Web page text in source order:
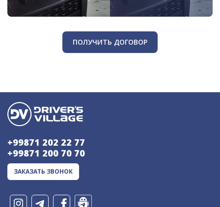
ПОЛУЧИТЬ ДОГОВОР
+99871 202 22 77
+99871 200 70 70
ЗАКАЗАТЬ ЗВОНОК